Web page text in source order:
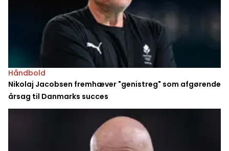
Håndbold
Nikolaj Jacobsen fremhæver "genistreg" som afgørende
årsag til Danmarks succes